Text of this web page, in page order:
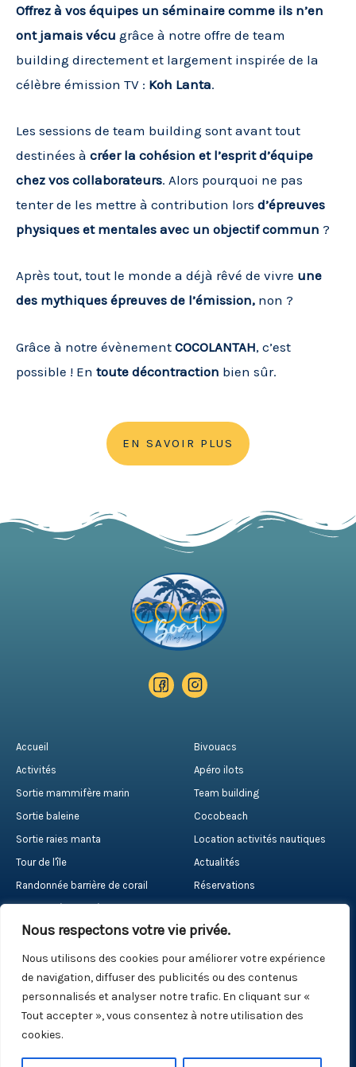
Nous respectons votre vie privée.
Nous utilisons des cookies pour améliorer votre expérience
de navigation, diffuser des publicités ou des contenus
personnalisés et analyser notre trafic. En cliquant sur «
Tout accepter », vous consentez à notre utilisation des
cookies.
Offrez à vos équipes un séminaire comme ils n’en
ont jamais vécu grâce à notre offre de team
building directement et largement inspirée de la
célèbre émission TV : Koh Lanta.
Les sessions de team building sont avant tout
destinées à créer la cohésion et l’esprit d’équipe
chez vos collaborateurs. Alors pourquoi ne pas
tenter de les mettre à contribution lors d’épreuves
physiques et mentales avec un objectif commun ?
Après tout, tout le monde a déjà rêvé de vivre une
des mythiques épreuves de l’émission, non ?
Grâce à notre évènement COCOLANTAH, c’est
possible ! En toute décontraction bien sûr.
EN SAVOIR PLUS
Accueil
Activités
Sortie mammifère marin
Sortie baleine
Sortie raies manta
Tour de l'île
Randonnée barrière de corail
Bivouacs
Apéro ilots
Team building
Cocobeach
Location activités nautiques
Actualités
Réservations
RÉSERVER